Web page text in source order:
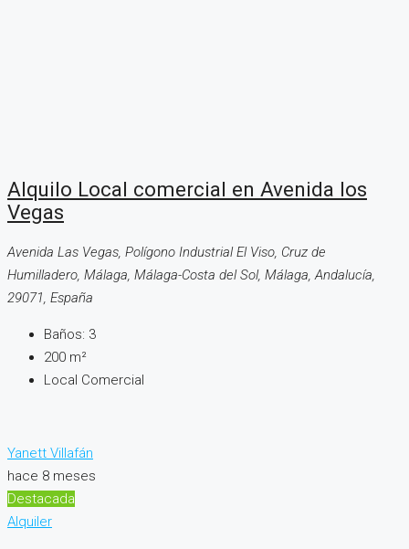
Alquilo Local comercial en Avenida los
Vegas
Avenida Las Vegas, Polígono Industrial El Viso, Cruz de
Humilladero, Málaga, Málaga-Costa del Sol, Málaga, Andalucía,
29071, España
Baños: 3
200 m²
Local Comercial
Yanett Villafán
hace 8 meses
Destacada
Alquiler